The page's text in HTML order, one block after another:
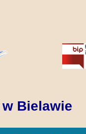
Bielawie